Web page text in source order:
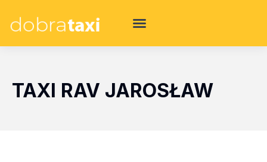
TAXI RAV JAROSŁAW